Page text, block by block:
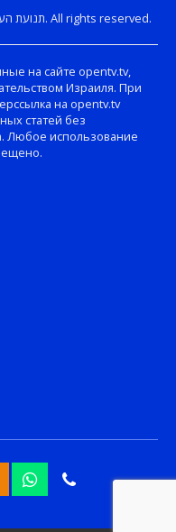
Copyright © Открытый телеканал. תנועת הערבות. All rights reserved.
на сайте opentv.tv,
Израиля. При
на opentv.tv
статей без
Любое использование